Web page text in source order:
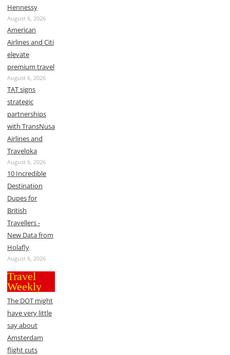
Hennessy
August 6, 2026
American
Airlines and Citi
elevate
premium travel
August 6, 2026
TAT signs
strategic
partnerships
with TransNusa
Airlines and
Traveloka
August 6, 2026
10 Incredible
Destination
Dupes for
British
Travellers -
New Data from
Holafly
August 6, 2026
Travel
Weekly
The DOT might
have very little
say about
Amsterdam
flight cuts